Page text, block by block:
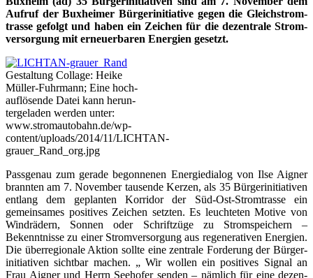
Auf­ruf der Bux­hei­mer Bür­ger­initia­ti­ve gegen die Gleich­strom­
tras­se gefolgt und haben ein Zei­chen für die dezen­tra­le Strom­
ver­sor­gung mit erneu­er­ba­ren Ener­gien gesetzt.
Gestal­tung Col­la­ge: Hei­ke
Mül­ler-Fuhr­mann; Eine hoch­
auf­lö­sen­de Datei kann her­un­
ter­ge­la­den wer­den unter:
www.stromautobahn.de/wp-
content/uploads/2014/11/LICHTAN-
grauer_Rand_org.jpg
Pass­ge­nau zum gera­de begon­ne­nen Ener­gie­dia­log von Ilse Aigner
brann­ten am 7. Novem­ber tau­sen­de Ker­zen, als 35 Bür­ger­initia­ti­ven
ent­lang dem geplan­ten Kor­ri­dor der Süd-Ost-Strom­tras­se ein
gemein­sa­mes posi­ti­ves Zei­chen setz­ten. Es leuch­te­ten Moti­ve von
Wind­rä­dern, Son­nen oder Schrift­zü­ge zu Strom­spei­chern –
Bekennt­nis­se zu einer Strom­ver­sor­gung aus rege­ne­ra­ti­ven Ener­gien.
Die über­re­gio­na­le Akti­on soll­te eine zen­tra­le For­de­rung der Bür­ger­
initia­ti­ven sicht­bar machen. „ Wir wol­len ein posi­ti­ves Signal an
Frau Aigner und Herrn See­ho­fer sen­den – näm­lich für eine dezen­